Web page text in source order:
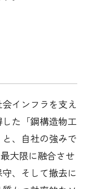
インフラを支え
た「鋼構造物工
、自社の強みで
大限に融合させ
、そして撤去に